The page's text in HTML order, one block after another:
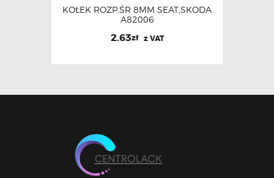
KOŁEK ROZP.ŚR 8MM SEAT,SKODA
A82006
2.63zł z VAT